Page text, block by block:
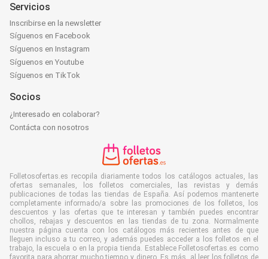
Servicios
Inscribirse en la newsletter
Síguenos en Facebook
Síguenos en Instagram
Síguenos en Youtube
Síguenos en TikTok
Socios
¿Interesado en colaborar?
Contácta con nosotros
Folletosofertas.es recopila diariamente todos los catálogos actuales, las
ofertas semanales, los folletos comerciales, las revistas y demás
publicaciones de todas las tiendas de España. Así podemos mantenerte
completamente informado/a sobre las promociones de los folletos, los
descuentos y las ofertas que te interesan y también puedes encontrar
chollos, rebajas y descuentos en las tiendas de tu zona. Normalmente
nuestra página cuenta con los catálogos más recientes antes de que
lleguen incluso a tu correo, y además puedes acceder a los folletos en el
trabajo, la escuela o en la propia tienda. Establece Folletosofertas.es como
favorita para ahorrar mucho tiempo y dinero. Es más, al leer los folletos de